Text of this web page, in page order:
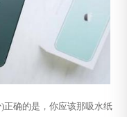
正确的是，你应该那吸水纸